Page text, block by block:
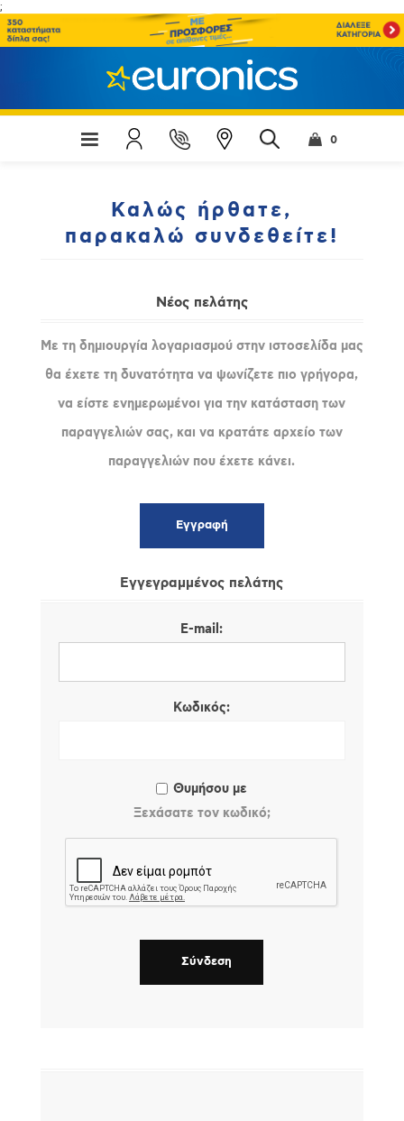
;
0
Καλώς ήρθατε,
παρακαλώ συνδεθείτε!
Νέος πελάτης
Με τη δημιουργία λογαριασμού στην ιστοσελίδα μας
θα έχετε τη δυνατότητα να ψωνίζετε πιο γρήγορα,
να είστε ενημερωμένοι για την κατάσταση των
παραγγελιών σας, και να κρατάτε αρχείο των
παραγγελιών που έχετε κάνει.
Εγγεγραμμένος πελάτης
E-mail:
Κωδικός:
Θυμήσου με
Ξεχάσατε τον κωδικό;